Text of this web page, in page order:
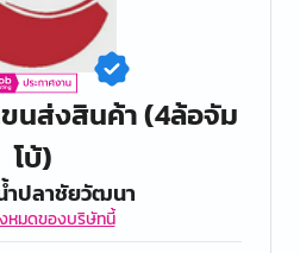
นส่งสินค้า (4ล้อจัม
โบ้)
ำปลาชัยวัฒนา
หมดของบริษัทนี้